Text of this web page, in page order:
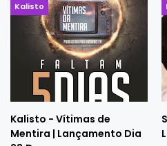
Kalisto
Kalisto - Vítimas de
Mentira | Lançamento Dia